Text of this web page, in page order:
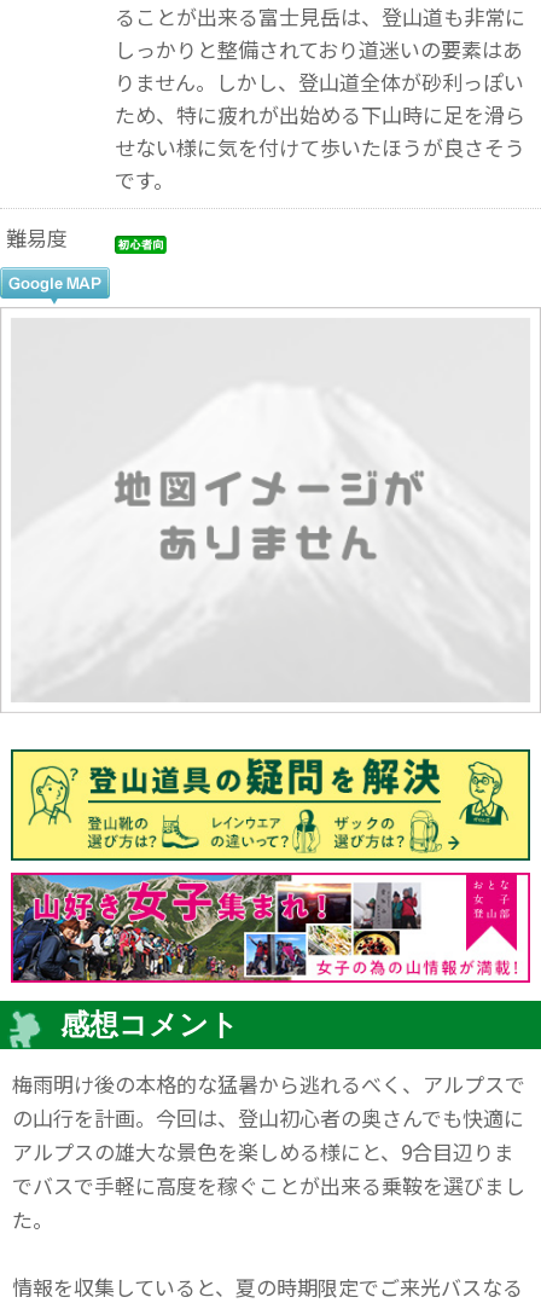
ることが出来る富士見岳は、登山道も非常に
しっかりと整備されており道迷いの要素はあ
りません。しかし、登山道全体が砂利っぽい
ため、特に疲れが出始める下山時に足を滑ら
せない様に気を付けて歩いたほうが良さそう
です。
難易度
感想コメント
梅雨明け後の本格的な猛暑から逃れるべく、アルプスで
の山行を計画。今回は、登山初心者の奥さんでも快適に
アルプスの雄大な景色を楽しめる様にと、9合目辺りま
でバスで手軽に高度を稼ぐことが出来る乗鞍を選びまし
た。
情報を収集していると、夏の時期限定でご来光バスなる